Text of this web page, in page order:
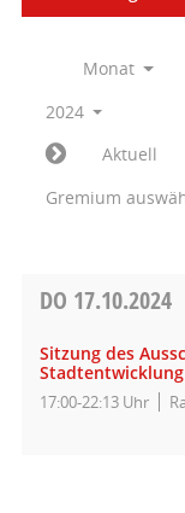
Monat
2024
Aktuell
Gremium
DO 17.10.2024
Sitzung des
Stadtentwicklung
17:00-22:13 Uhr